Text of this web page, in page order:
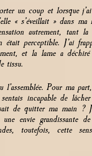
un coup et lorsque j’ai
« s’éveillait » dans ma
autrement, tant la
perceptible. J’ai
et la lame a
tissu.
l’assemblée. Pour ma
incapable de
de quitter ma main ?
envie grandissante
toutefois, cette